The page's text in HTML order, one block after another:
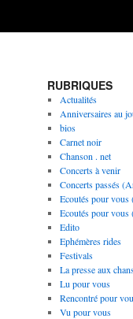
RUBRIQUES
Actualités
Anniversaires au
bios
Carnet noir
Chanson . net
Concerts à venir
Concerts passés
Ecoutés pour
Ecoutés pour vous
Edito
Ephémères rides
Festivals
La presse aux
Lu pour vous
Rencontré pour
Vu pour vous